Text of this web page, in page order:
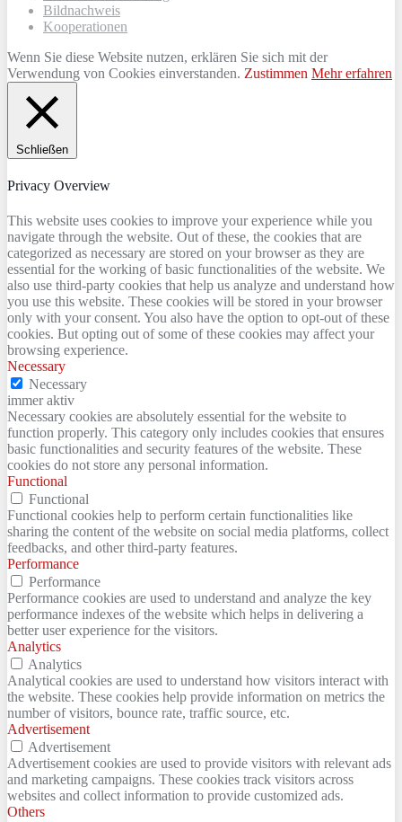
Bildnachweis
Kooperationen
Wenn Sie diese Website nutzen, erklären Sie sich mit der
Verwendung von Cookies einverstanden. Zustimmen Mehr erfahren
Schließen
Privacy Overview
This website uses cookies to improve your experience while you
navigate through the website. Out of these, the cookies that are
categorized as necessary are stored on your browser as they are
essential for the working of basic functionalities of the website. We
also use third-party cookies that help us analyze and understand how
you use this website. These cookies will be stored in your browser
only with your consent. You also have the option to opt-out of these
cookies. But opting out of some of these cookies may affect your
browsing experience.
Necessary
Necessary
immer aktiv
Necessary cookies are absolutely essential for the website to
function properly. This category only includes cookies that ensures
basic functionalities and security features of the website. These
cookies do not store any personal information.
Functional
Functional
Functional cookies help to perform certain functionalities like
sharing the content of the website on social media platforms, collect
feedbacks, and other third-party features.
Performance
Performance
Performance cookies are used to understand and analyze the key
performance indexes of the website which helps in delivering a
better user experience for the visitors.
Analytics
Analytics
Analytical cookies are used to understand how visitors interact with
the website. These cookies help provide information on metrics the
number of visitors, bounce rate, traffic source, etc.
Advertisement
Advertisement
Advertisement cookies are used to provide visitors with relevant ads
and marketing campaigns. These cookies track visitors across
websites and collect information to provide customized ads.
Others